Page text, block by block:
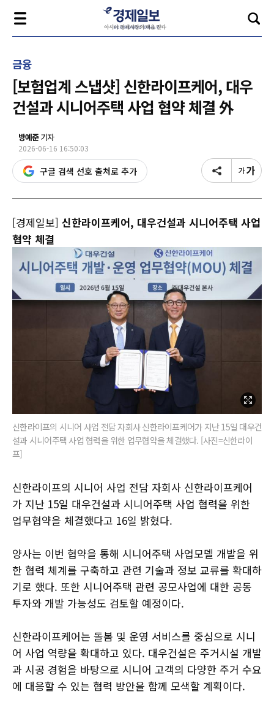
금융
[보험업계 스냅샷] 신한라이프케어, 대우
건설과 시니어주택 사업 협약 체결 外
방예준기자
2026-06-16 16:50:03
구글 검색 선호 출처로 추가
[경제일보] 신한라이프케어, 대우건설과 시니어주택 사업
협약 체결
신한라이프의 시니어 사업 전담 자회사 신한라이프케어가 지난 15일 대우건
설과 시니어주택 사업 협력을 위한 업무협약을 체결했다. [사진=신한라이
프]
신한라이프의 시니어 사업 전담 자회사 신한라이프케어
가 지난 15일 대우건설과 시니어주택 사업 협력을 위한
업무협약을 체결했다고 16일 밝혔다.
양사는 이번 협약을 통해 시니어주택 사업모델 개발을 위
한 협력 체계를 구축하고 관련 기술과 정보 교류를 확대하
기로 했다. 또한 시니어주택 관련 공모사업에 대한 공동
투자와 개발 가능성도 검토할 예정이다.
신한라이프케어는 돌봄 및 운영 서비스를 중심으로 시니
어 사업 역량을 확대하고 있다. 대우건설은 주거시설 개발
과 시공 경험을 바탕으로 시니어 고객의 다양한 주거 수요
에 대응할 수 있는 협력 방안을 함께 모색할 계획이다.